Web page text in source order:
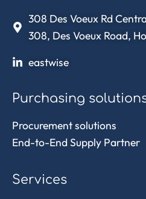
308 Des Voeux Rd
308, Des Voeux Road,
eastwise
Purchasing
Procurement solutions
End-to-End Supply Partner
Services